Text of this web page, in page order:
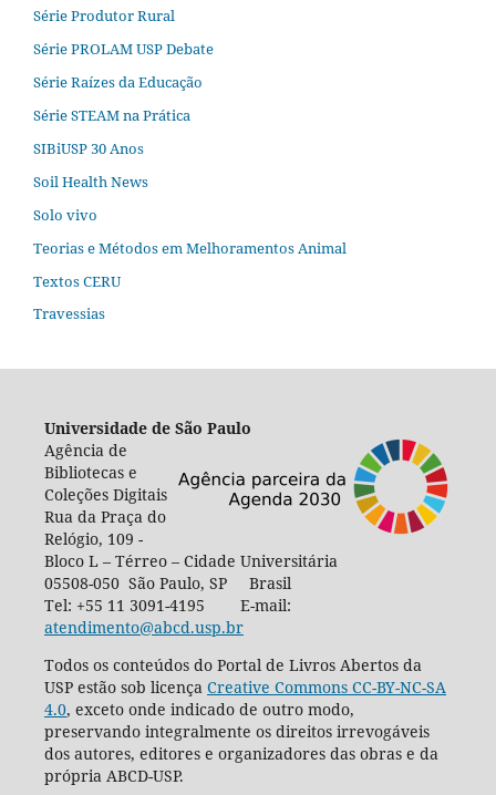
Série Produtor Rural
Série PROLAM USP Debate
Série Raízes da Educação
Série STEAM na Prática
SIBiUSP 30 Anos
Soil Health News
Solo vivo
Teorias e Métodos em Melhoramentos Animal
Textos CERU
Travessias
Universidade de São Paulo
Agência de
Bibliotecas e
Coleções Digitais
Rua da Praça do
Relógio, 109 -
Bloco L – Térreo – Cidade Universitária
05508-050 São Paulo, SP Brasil
Tel: +55 11 3091-4195 E-mail:
atendimento@abcd.usp.br
Todos os conteúdos do Portal de Livros Abertos da
USP estão sob licença Creative Commons CC-BY-NC-SA
4.0, exceto onde indicado de outro modo,
preservando integralmente os direitos irrevogáveis
dos autores, editores e organizadores das obras e da
própria ABCD-USP.